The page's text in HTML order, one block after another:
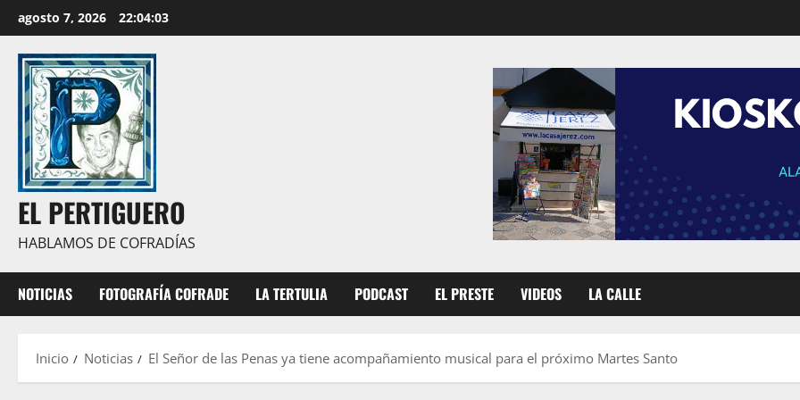
al
contenido
agosto 7, 2026 22:04:05
EL PERTIGUERO
HABLAMOS DE COFRADÍAS
NOTICIAS FOTOGRAFÍA COFRADE LA TERTULIA PODCAST EL PRESTE VIDEOS LA CALLE
Inicio Noticias El Señor de las Penas ya tiene acompañamiento musical para el próximo Martes Santo